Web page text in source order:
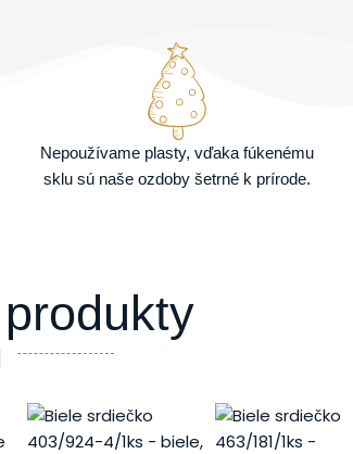
Nepoužívame plasty, vďaka fúkenému
sklu sú naše ozdoby šetrné k prírode.